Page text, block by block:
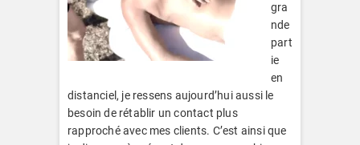
gra
nde
part
ie
en
distanciel, je ressens aujourd’hui aussi le
besoin de rétablir un contact plus
rapproché avec mes clients. C’est ainsi que